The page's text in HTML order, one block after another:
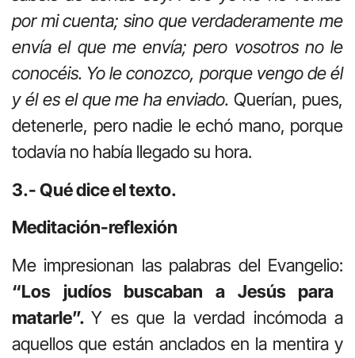
por mi cuenta; sino que verdaderamente me
envía el que me envía; pero vosotros no le
conocéis. Yo le conozco, porque vengo de él
y él es el que me ha enviado.Querían, pues,
detenerle, pero nadie le echó mano, porque
todavía no había llegado su hora.
3.- Qué dice el texto.
Meditación-reflexión
Me impresionan las palabras del Evangelio:
“Los judíos buscaban a Jesús para
matarle”.Y es que la verdad incómoda a
aquellos que están anclados en la mentira y